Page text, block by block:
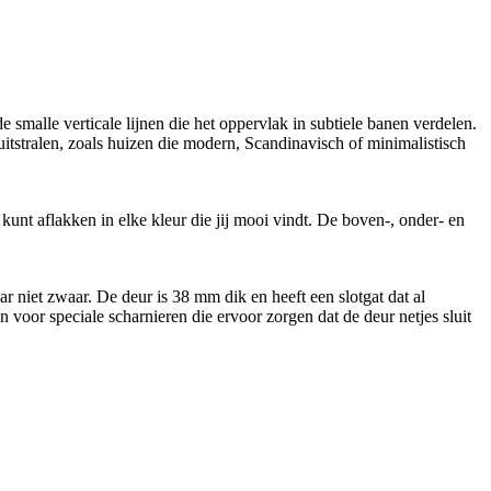
verticale lijnen die het oppervlak in subtiele banen verdelen.
zoals huizen die modern, Scandinavisch of minimalistisch
aflakken in elke kleur die jij mooi vindt. De boven-, onder- en
niet zwaar. De deur is 38 mm dik en heeft een slotgat dat al
speciale scharnieren die ervoor zorgen dat de deur netjes sluit